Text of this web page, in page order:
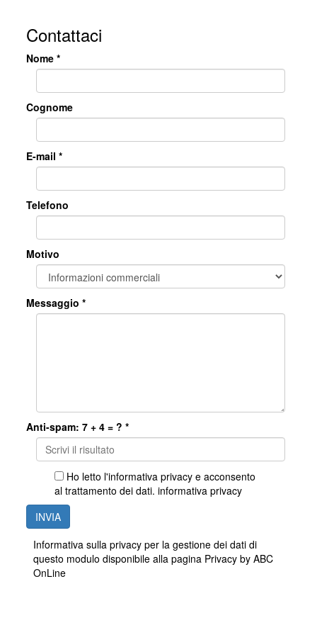
Contattaci
Nome *
Cognome
E-mail *
Telefono
Motivo
Messaggio *
Anti-spam: 7 + 4 = ? *
Ho letto l'informativa privacy e acconsento
al trattamento dei dati. informativa privacy
INVIA
Informativa sulla privacy per la gestione dei dati di
questo modulo disponibile alla pagina Privacy by ABC
OnLine